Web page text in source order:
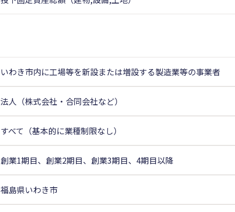
いわき市内に工場等を新設または増設する製造業等の事業者
法人（株式会社・合同会社など）
すべて（基本的に業種制限なし）
創業1期目、創業2期目、創業3期目、4期目以降
福島県いわき市